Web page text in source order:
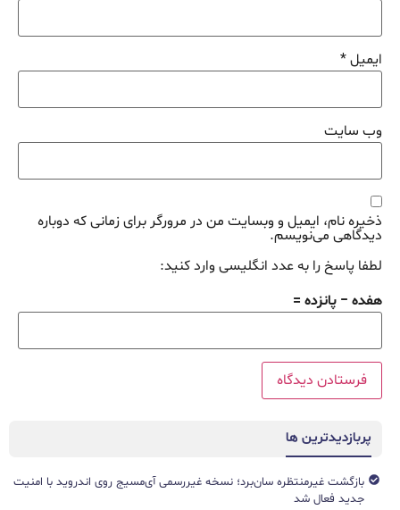
ایمیل*
وب‌ سایت
ذخیره نام، ایمیل و وبسایت من در مرورگر برای زمانی که دوباره
دیدگاهی می‌نویسم.
لطفا پاسخ را به عدد انگلیسی وارد کنید:
هفده − پانزده =
پربازدیدترین ها
بازگشت غیرمنتظره سان‌برد؛ نسخه غیررسمی آی‌مسیج روی اندروید با امنیت
جدید فعال شد